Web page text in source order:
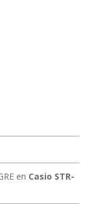
en Casio STR-